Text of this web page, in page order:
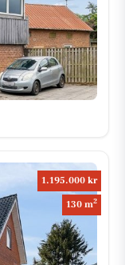
1.195.000 kr
130 m2